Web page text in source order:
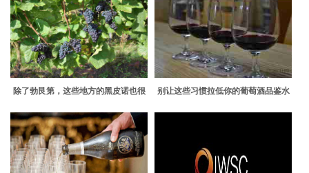
除了勃艮第，这些地方的黑皮诺也很
别让这些习惯拉低你的葡萄酒品鉴水